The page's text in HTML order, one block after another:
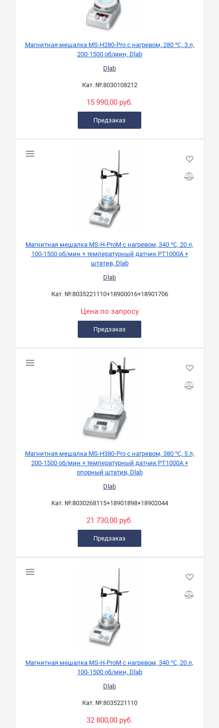
Магнитная мешалка MS-H280-Pro с нагревом, 280 ℃, 3 л,
200-1500 об/мин, Dlab
Dlab
Кат. №:8030108212
15 990,00 руб.
Предзаказ
Магнитная мешалка MS-H-ProM с нагревом, 340 ℃, 20 л,
100-1500 об/мин + температурный датчик PT1000A +
штатив, Dlab
Dlab
Кат. №:8035221110+18900016+18901706
Цена по запросу
Предзаказ
Магнитная мешалка MS-H380-Pro с нагревом, 380 ℃, 5 л,
200-1500 об/мин + температурный датчик PT1000A +
опорный штатив, Dlab
Dlab
Кат. №:8030268115+18901898+18902044
21 730,00 руб.
Предзаказ
Магнитная мешалка MS-H-ProM с нагревом, 340 ℃, 20 л,
100-1500 об/мин, Dlab
Dlab
Кат. №:8035221110
32 800,00 руб.